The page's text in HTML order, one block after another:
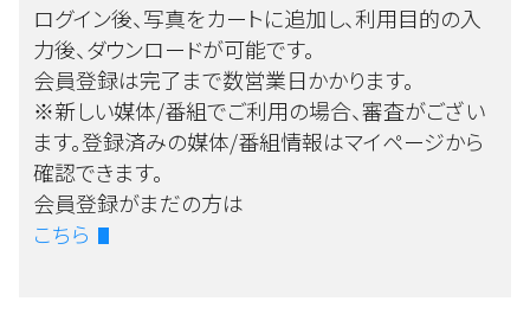
ログイン後、写真をカートに追加し、利用目的の入
力後、ダウンロードが可能です。
会員登録は完了まで数営業日かかります。
※新しい媒体/番組でご利用の場合、審査がござい
ます。登録済みの媒体/番組情報はマイページから
確認できます。
会員登録がまだの方は
こちら